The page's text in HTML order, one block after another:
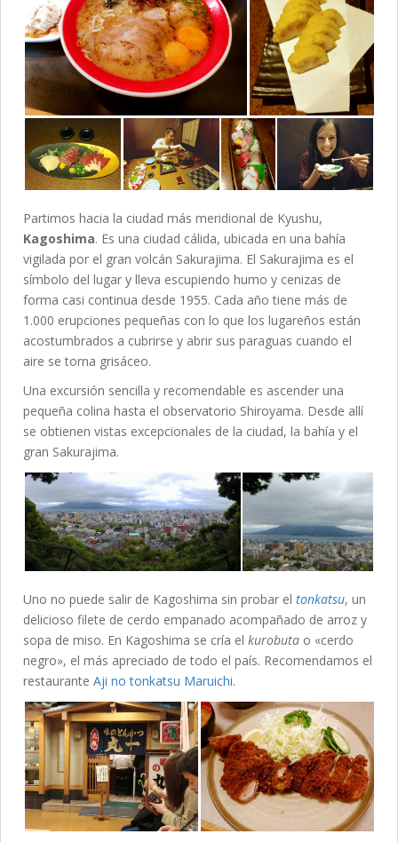
Partimos hacia la ciudad más meridional de Kyushu,
Kagoshima. Es una ciudad cálida, ubicada en una bahía
vigilada por el gran volcán Sakurajima. El Sakurajima es el
símbolo del lugar y lleva escupiendo humo y cenizas de
forma casi continua desde 1955. Cada año tiene más de
1.000 erupciones pequeñas con lo que los lugareños están
acostumbrados a cubrirse y abrir sus paraguas cuando el
aire se torna grisáceo.
Una excursión sencilla y recomendable es ascender una
pequeña colina hasta el observatorio Shiroyama. Desde allí
se obtienen vistas excepcionales de la ciudad, la bahía y el
gran Sakurajima.
Uno no puede salir de Kagoshima sin probar el tonkatsu, un
delicioso filete de cerdo empanado acompañado de arroz y
sopa de miso. En Kagoshima se cría el kurobuta o «cerdo
negro», el más apreciado de todo el país. Recomendamos el
restaurante Aji no tonkatsu Maruichi.